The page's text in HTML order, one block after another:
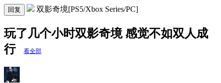
回复 双影奇境[PS5/Xbox Series/PC]
玩了几个小时双影奇境 感觉不如双人成
行
看全部